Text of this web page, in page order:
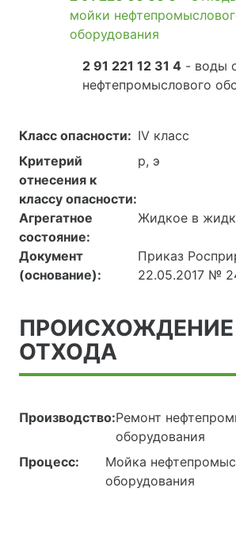
мойки
оборудования
2 91 221 12 31 4 - воды
нефтепромыслового
Класс опасности: IV класс
Критерий
отнесения к
классу опасности:
р, э
Агрегатное
состояние:
Жидкое в
Документ
(основание):
Приказ
22.05.2017 №
ПРОИСХОЖДЕНИЕ
ОТХОДА
Производство:Ремонт
оборудования
Процесс:
Мойка
оборудования